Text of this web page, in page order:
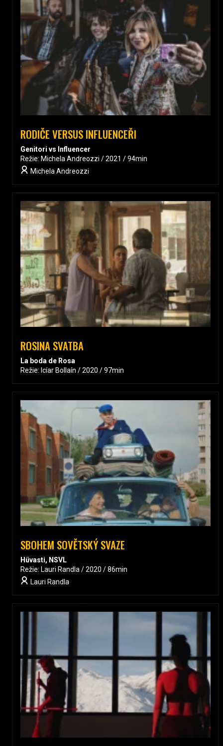
RODIČE VERSUS INFLUENCEŘI
Genitori vs Influencer
Režie: Michela Andreozzi / 2021 / 94min
Michela Andreozzi
ROSINA SVATBA
La boda de Rosa
Režie: Icíar Bollaín / 2020 / 97min
SBOHEM SOVĚTSKÝ SVAZE
Hüvasti, NSVL
Režie: Lauri Randla / 2020 / 86min
Lauri Randla